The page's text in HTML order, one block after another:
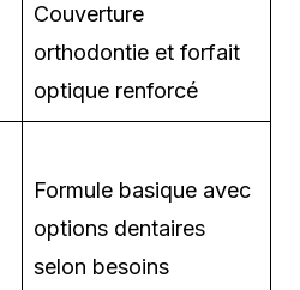
Couverture
orthodontie et forfait
optique renforcé
Formule basique avec
options dentaires
selon besoins